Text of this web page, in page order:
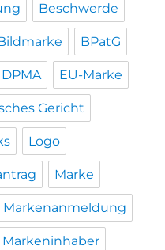
Beschwerde
BPatG
DPMA EU-Marke
Gericht
Logo
Marke
Markenanmeldung
Markeninhaber